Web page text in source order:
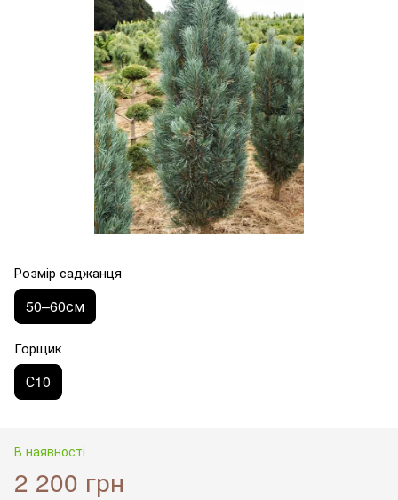
Розмір саджанця
50–60см
Горщик
С10
В наявності
2 200 грн